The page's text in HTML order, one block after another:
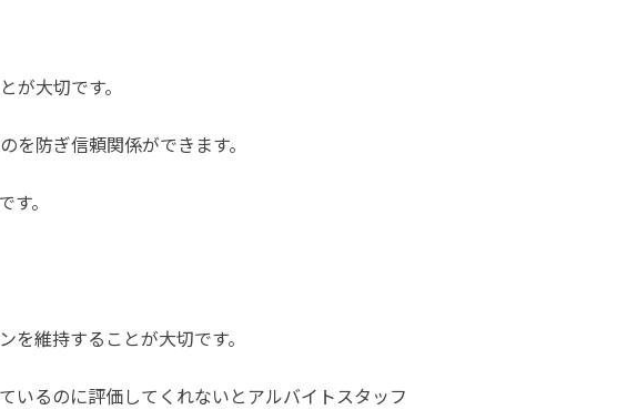
大切です。
防ぎ信頼関係ができます。
。
維持することが大切です。
いるのに評価してくれないとアルバイトスタッフ